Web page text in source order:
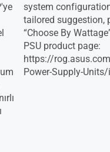
system
tailored suggestion,
“Choose By
PSU product page:
https://
Power-Supply-